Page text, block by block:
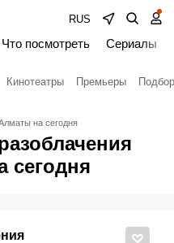
RUS
Что посмотреть Сериалы
Кинотеатры Премьеры
на сегодня
сегодня